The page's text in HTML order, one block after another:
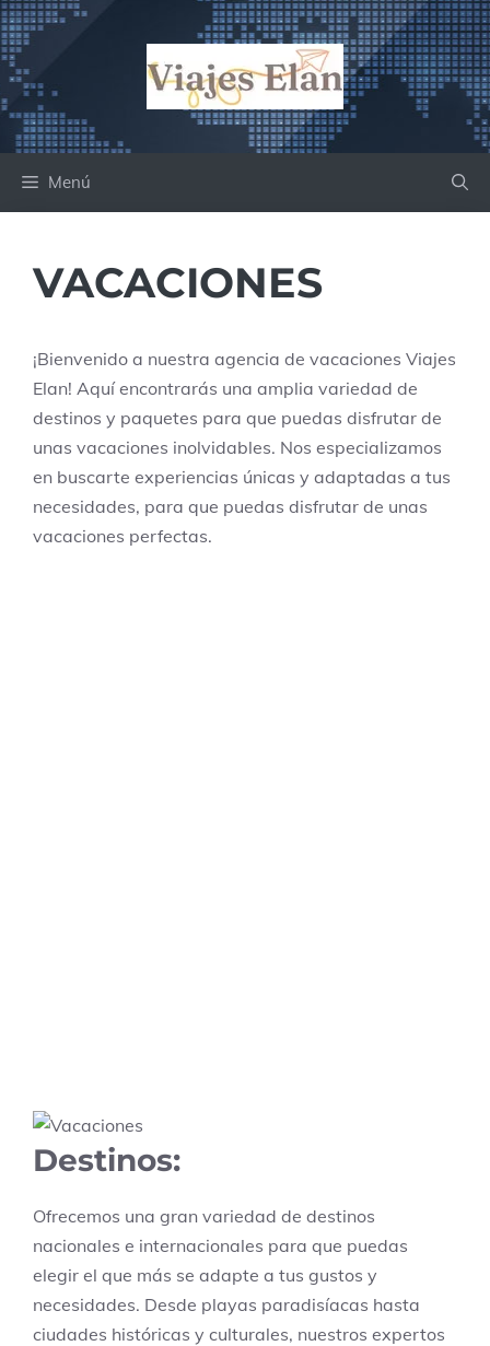
Saltar
al
contenido
Menú
VACACIONES
¡Bienvenido a nuestra agencia de vacaciones Viajes
Elan! Aquí encontrarás una amplia variedad de
destinos y paquetes para que puedas disfrutar de
unas vacaciones inolvidables. Nos especializamos
en buscarte experiencias únicas y adaptadas a tus
necesidades, para que puedas disfrutar de unas
vacaciones perfectas.
Destinos:
Ofrecemos una gran variedad de destinos
nacionales e internacionales para que puedas
elegir el que más se adapte a tus gustos y
necesidades. Desde playas paradisíacas hasta
ciudades históricas y culturales, nuestros expertos